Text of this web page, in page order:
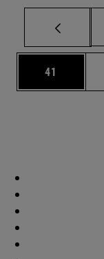
Página
41